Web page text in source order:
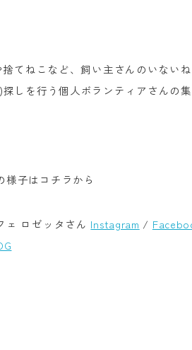
てねこなど、飼い主さんのいないね
しを行う個人ボランティアさんの集
様子はコチラから
ェ ロゼッタさん Instagram /